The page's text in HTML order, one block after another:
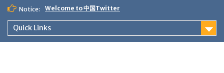
Skip
content
Notice: Welcome to 中国Twitter
Quick Links